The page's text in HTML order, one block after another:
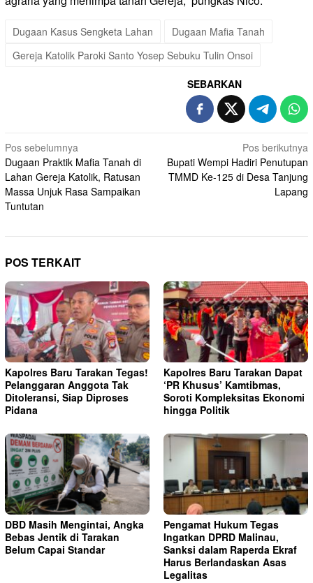
Dugaan Kasus Sengketa Lahan
Dugaan Mafia Tanah
Gereja Katolik Paroki Santo Yosep Sebuku Tulin Onsoi
SEBARKAN
Navigasi
pos
Pos sebelumnya
Dugaan Praktik Mafia Tanah di
Lahan Gereja Katolik, Ratusan
Massa Unjuk Rasa Sampaikan
Tuntutan
Pos berikutnya
Bupati Wempi Hadiri Penutupan
TMMD Ke-125 di Desa Tanjung
Lapang
POS TERKAIT
Kapolres Baru Tarakan Tegas!
Pelanggaran Anggota Tak
Ditoleransi, Siap Diproses
Pidana
Kapolres Baru Tarakan Dapat
‘PR Khusus’ Kamtibmas,
Soroti Kompleksitas Ekonomi
hingga Politik
DBD Masih Mengintai, Angka
Bebas Jentik di Tarakan
Belum Capai Standar
Pengamat Hukum Tegas
Ingatkan DPRD Malinau,
Sanksi dalam Raperda Ekraf
Harus Berlandaskan Asas
Legalitas